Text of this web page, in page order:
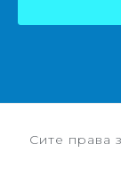
Сите права